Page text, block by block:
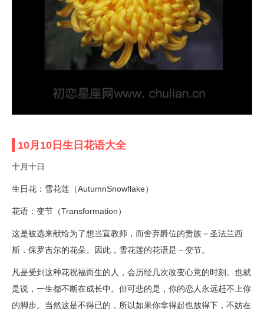
10月10日生日花语大全
十月十日
生日花：雪花莲（AutumnSnowflake）
花语：变节（Transformation）
这是被选来献给为了想当宣教师，而舍弃爵位的贵族－圣法兰西
斯．保罗吉尔的花朵。因此，雪花莲的花语是－变节。
凡是受到这种花祝福而生的人，会历经几次改变心意的时刻。也就
是说，一生都不断在成长中。但可悲的是，你的恋人永远赶不上你
的脚步。当然这是不得已的，所以如果你拿得起也放得下，不妨在